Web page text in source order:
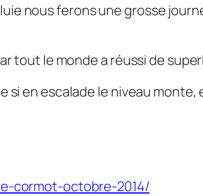
nous ferons une grosse
tout le monde a réussi de
si en escalade le niveau
cormot-octobre-2014/